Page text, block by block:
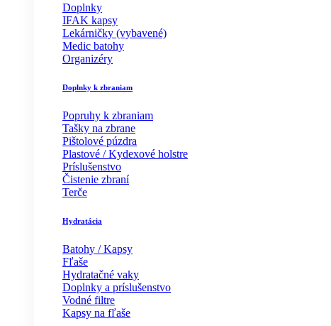
Doplnky
IFAK kapsy
Lekárničky (vybavené)
Medic batohy
Organizéry
Doplnky k zbraniam
Popruhy k zbraniam
Tašky na zbrane
Pištolové púzdra
Plastové / Kydexové holstre
Príslušenstvo
Čistenie zbraní
Terče
Hydratácia
Batohy / Kapsy
Fľaše
Hydratačné vaky
Doplnky a príslušenstvo
Vodné filtre
Kapsy na fľaše